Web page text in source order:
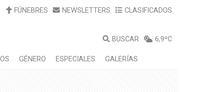
FÚNEBRES NEWSLETTERS CLASIFICADOS
BUSCAR 6,9ºC
GÉNERO ESPECIALES GALERÍAS